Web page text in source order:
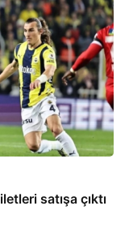
satışa çıktı